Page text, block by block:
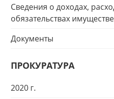
Сведения о доходах,
обязательствах
Документы
ПРОКУРАТУРА
2020 г.